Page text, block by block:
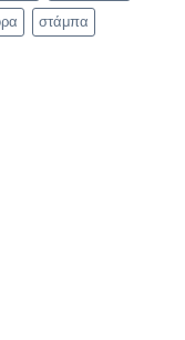
στάμπα